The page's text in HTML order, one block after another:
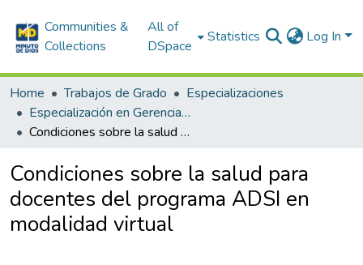
Communities &
Collections
All of
DSpace
Statistics Log In
Home Trabajos de Grado
Especializaciones
Especialización en Gerencia en Riesgos Laborales, Seguridad y Salud en el Trabajo
Condiciones sobre la salud para docentes del programa ADSI en modalidad virtual
Condiciones sobre la salud para
docentes del programa ADSI en
modalidad virtual